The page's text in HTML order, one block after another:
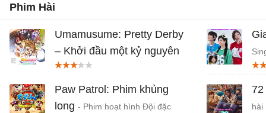
Phim Hài
Umamusume: Pretty Derby
– Khởi đầu một kỷ nguyên
mới- Phim anime phiêu lưu Nhật
Bản chiếu rạp
Paw Patrol: Phim khủng
long - Phim hoạt hình Đội đặc hài